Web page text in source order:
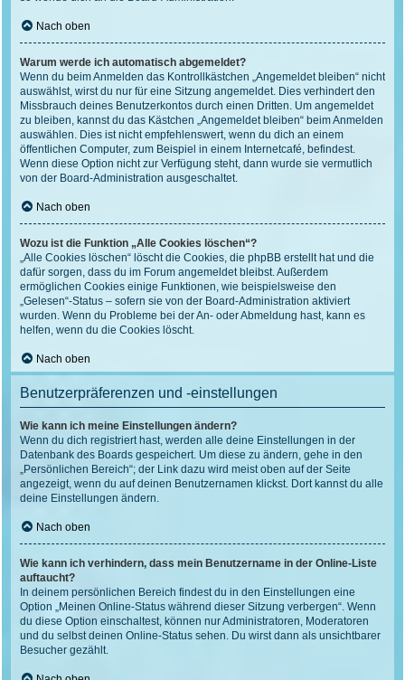
Nach oben
Warum werde ich automatisch abgemeldet?
Wenn du beim Anmelden das Kontrollkästchen „Angemeldet bleiben“ nicht
auswählst, wirst du nur für eine Sitzung angemeldet. Dies verhindert den
Missbrauch deines Benutzerkontos durch einen Dritten. Um angemeldet
zu bleiben, kannst du das Kästchen „Angemeldet bleiben“ beim Anmelden
auswählen. Dies ist nicht empfehlenswert, wenn du dich an einem
öffentlichen Computer, zum Beispiel in einem Internetcafé, befindest.
Wenn diese Option nicht zur Verfügung steht, dann wurde sie vermutlich
von der Board-Administration ausgeschaltet.
Nach oben
Wozu ist die Funktion „Alle Cookies löschen“?
„Alle Cookies löschen“ löscht die Cookies, die phpBB erstellt hat und die
dafür sorgen, dass du im Forum angemeldet bleibst. Außerdem
ermöglichen Cookies einige Funktionen, wie beispielsweise den
„Gelesen“-Status – sofern sie von der Board-Administration aktiviert
wurden. Wenn du Probleme bei der An- oder Abmeldung hast, kann es
helfen, wenn du die Cookies löscht.
Nach oben
Benutzerpräferenzen und -einstellungen
Wie kann ich meine Einstellungen ändern?
Wenn du dich registriert hast, werden alle deine Einstellungen in der
Datenbank des Boards gespeichert. Um diese zu ändern, gehe in den
„Persönlichen Bereich“; der Link dazu wird meist oben auf der Seite
angezeigt, wenn du auf deinen Benutzernamen klickst. Dort kannst du alle
deine Einstellungen ändern.
Nach oben
Wie kann ich verhindern, dass mein Benutzername in der Online-Liste
auftaucht?
In deinem persönlichen Bereich findest du in den Einstellungen eine
Option „Meinen Online-Status während dieser Sitzung verbergen“. Wenn
du diese Option einschaltest, können nur Administratoren, Moderatoren
und du selbst deinen Online-Status sehen. Du wirst dann als unsichtbarer
Besucher gezählt.